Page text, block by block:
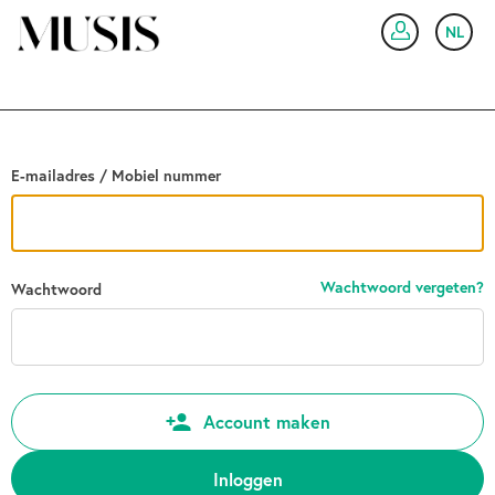
NL
E-mailadres / Mobiel nummer
Wachtwoord Wachtwoord vergeten?
Account maken
Inloggen